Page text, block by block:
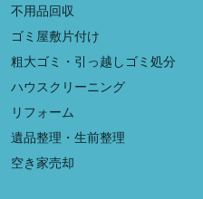
不用品回収
ゴミ屋敷片付け
粗大ゴミ・引っ越しゴミ処分
ハウスクリーニング
リフォーム
遺品整理・生前整理
空き家売却